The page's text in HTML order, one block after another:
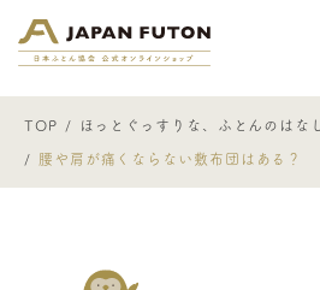
TOP ほっとぐっすりな、ふとんのはなし
腰や肩が痛くならない敷布団はある？